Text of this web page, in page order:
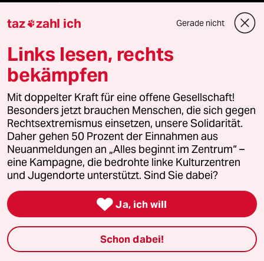
team zukunft
taz zahl ich
taz lab Infobrief
Veranstaltungen
Demnächst
Vor Ort
Live im Stream
taz zahl ich Gerade nicht
Links lesen, rechts
bekämpfen
Mit doppelter Kraft für eine offene Gesellschaft!
Besonders jetzt brauchen Menschen, die sich gegen
Rechtsextremismus einsetzen, unsere Solidarität.
Daher gehen 50 Prozent der Einnahmen aus
Neuanmeldungen an „Alles beginnt im Zentrum“ –
eine Kampagne, die bedrohte linke Kulturzentren
und Jugendorte unterstützt. Sind Sie dabei?
 Ja, ich will
Schon dabei!